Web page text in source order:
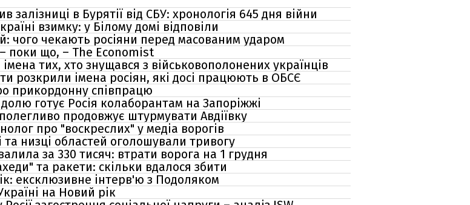
залізниці в Бурятії від СБУ: хронологія 645 дня війни
взимку: у Білому домі відповіли
чого чекають росіяни перед масованим ударом
– поки що, – The Economist
тих, хто знущався з військовополонених українців
розкрили імена росіян, які досі працюють в ОБСЄ
прикордонну співпрацю
готує Росія колаборантам на Запоріжжі
продовжує штурмувати Авдіївку
про "воскреслих" у медіа ворогів
низці областей оголошували тривогу
за 330 тисяч: втрати ворога на 1 грудня
та ракети: скільки вдалося збити
ексклюзивне інтерв'ю з Подоляком
на Новий рік